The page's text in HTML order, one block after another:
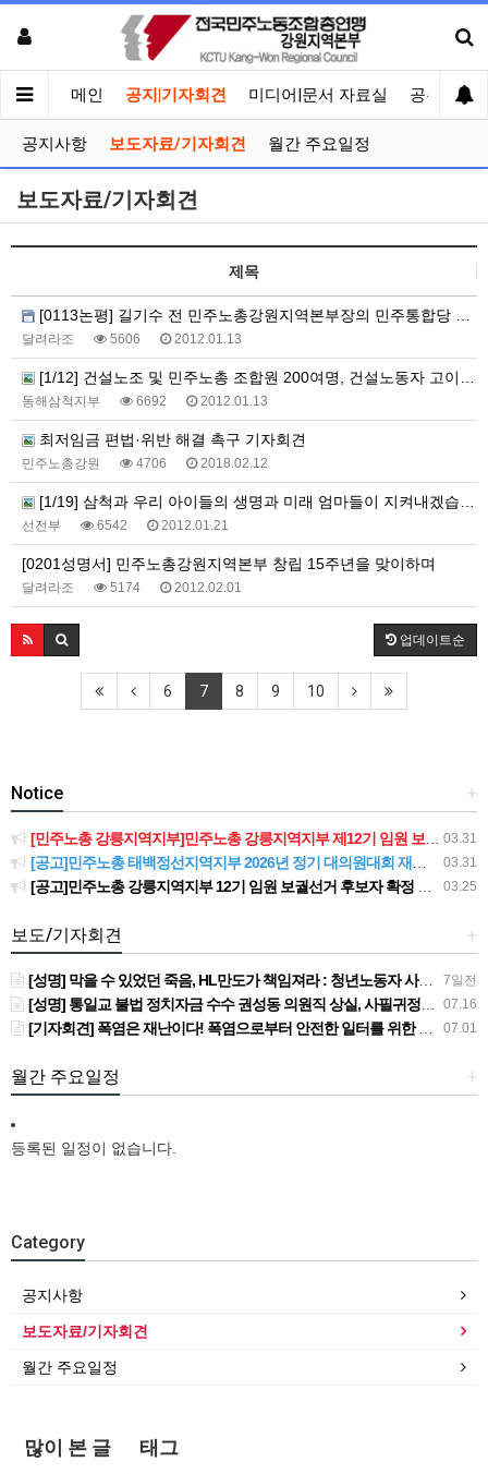
메인 공지|기자회견 미디어|문서 자료실 공유게시
공지사항 보도자료/기자회견 월간 주요일정
보도자료/기자회견
제목
[0113논평] 길기수 전 민주노총강원지역본부장의 민주통합당 국회의원 예비후보 등록에
달려라조 5606 2012.01.13
[1/12] 건설노조 및 민주노총 조합원 200여명, 건설노동자 고이재명 산재사망 책임회피 동아건설 규탄 결의대회 개최!!
동해삼척지부 6692 2012.01.13
최저임금 편법·위반 해결 촉구 기자회견
민주노총강원 4706 2018.02.12
[1/19] 삼척과 우리 아이들의 생명과 미래 엄마들이 지켜내겠습니다!! 삼척여고 총동문회, 삼척핵발전소 반대선언 기자회견 19일 개최!!
선전부 6542 2012.01.21
[0201성명서] 민주노총강원지역본부 창립 15주년을 맞이하며
달려라조 5174 2012.02.01
업데이트순
6 7 8 9 10
+
Notice
03.31
[민주노총 강릉지역지부]민주노총 강릉지역지부 제12기 임원 보궐선거결과 공고
03.31
[공고]민주노총 태백정선지역지부 2026년 정기 대의원대회 재소집 건
03.25
[공고]민주노총 강릉지역지부 12기 임원 보궐선거 후보자 확정 공고
+
보도/기자회견
7일전
[성명] 막을 수 있었던 죽음, HL만도가 책임져라 : 청년노동자 사망사고의 철저한 진상규명과 재발방지 대책 마련하라
07.16
[성명] 통일교 불법 정치자금 수수 권성동 의원직 상실, 사필귀정이다
07.01
[기자회견] 폭염은 재난이다! 폭염으로부터 안전한 일터를 위한 민주노총 강원지역본부 폭염감시단 선포 기자회견
+
월간 주요일정
등록된 일정이 없습니다.
Category
공지사항
보도자료/기자회견
월간 주요일정
많이 본 글 태그